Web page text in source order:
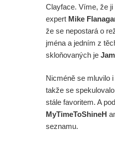
Clayface. Víme, že
expert Mike
že se nepostará o
jména a jedním z
skloňovaných je
Nicméně se mluvilo
takže se
stále favoritem. A
MyTimeToShineH
seznamu.